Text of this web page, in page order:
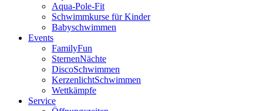
Aqua-Pole-Fit
Schwimmkurse für Kinder
Babyschwimmen
Events
FamilyFun
SternenNächte
DiscoSchwimmen
KerzenlichtSchwimmen
Wettkämpfe
Service